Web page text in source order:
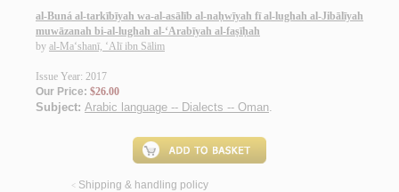
al-Buná al-tarkībīyah wa-al-asālīb al-naḥwīyah fī al-lughah al-Jibālīyah
muwāzanah bi-al-lughah al-‘Arabīyah al-faṣīḥah
by al-Ma‘shanī, ‘Alī ibn Sālim
Issue Year: 2017
Our Price: $26.00
Subject: Arabic language -- Dialects -- Oman.
< Shipping & handling policy